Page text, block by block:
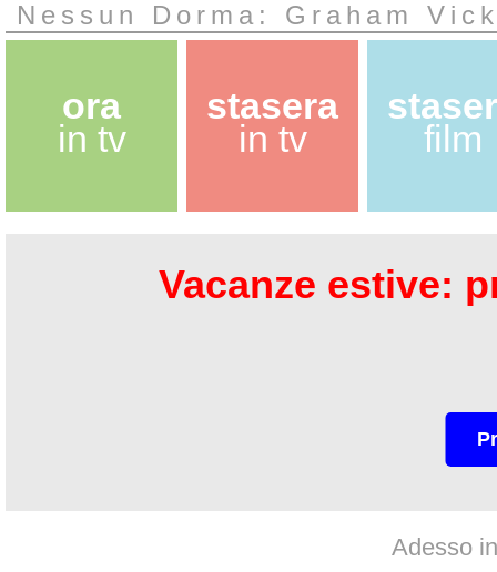
Nessun Dorma: Graham
ora
in tv
stasera
in tv
film
Vacanze estive:
Adesso